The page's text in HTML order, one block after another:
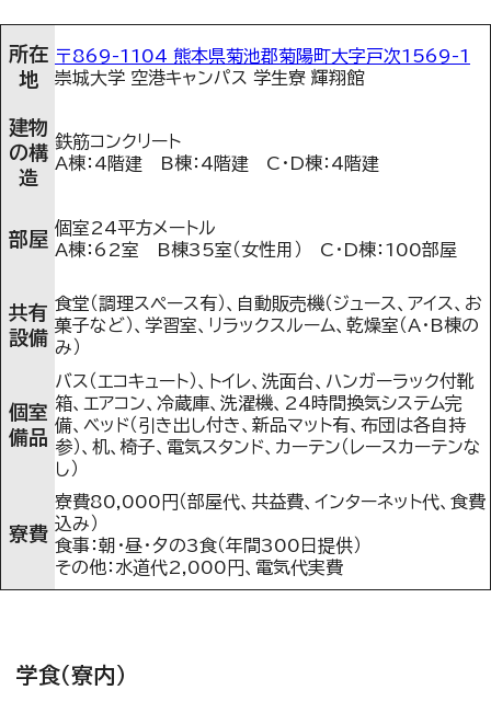
所在
地
〒869-1104 熊本県菊池郡菊陽町大字戸次1569-1
崇城大学 空港キャンパス 学生寮 輝翔館
建物
の構
造
鉄筋コンクリート
A棟：4階建 B棟：4階建 C・D棟：4階建
部屋
個室24平方メートル
A棟：62室 B棟35室（女性用） C・D棟：100部屋
共有
設備
食堂（調理スペース有）、自動販売機（ジュース、アイス、お
菓子など）、学習室、リラックスルーム、乾燥室（A・B棟の
み）
個室
備品
バス（エコキュート）、トイレ、洗面台、ハンガーラック付靴
箱、エアコン、冷蔵庫、洗濯機、24時間換気システム完
備、ベッド（引き出し付き、新品マット有、布団は各自持
参）、机、椅子、電気スタンド、カーテン（レースカーテンな
し）
寮費
寮費80,000円（部屋代、共益費、インターネット代、食費
込み）
食事：朝・昼・夕の3食（年間300日提供）
その他：水道代2,000円、電気代実費
学食（寮内）